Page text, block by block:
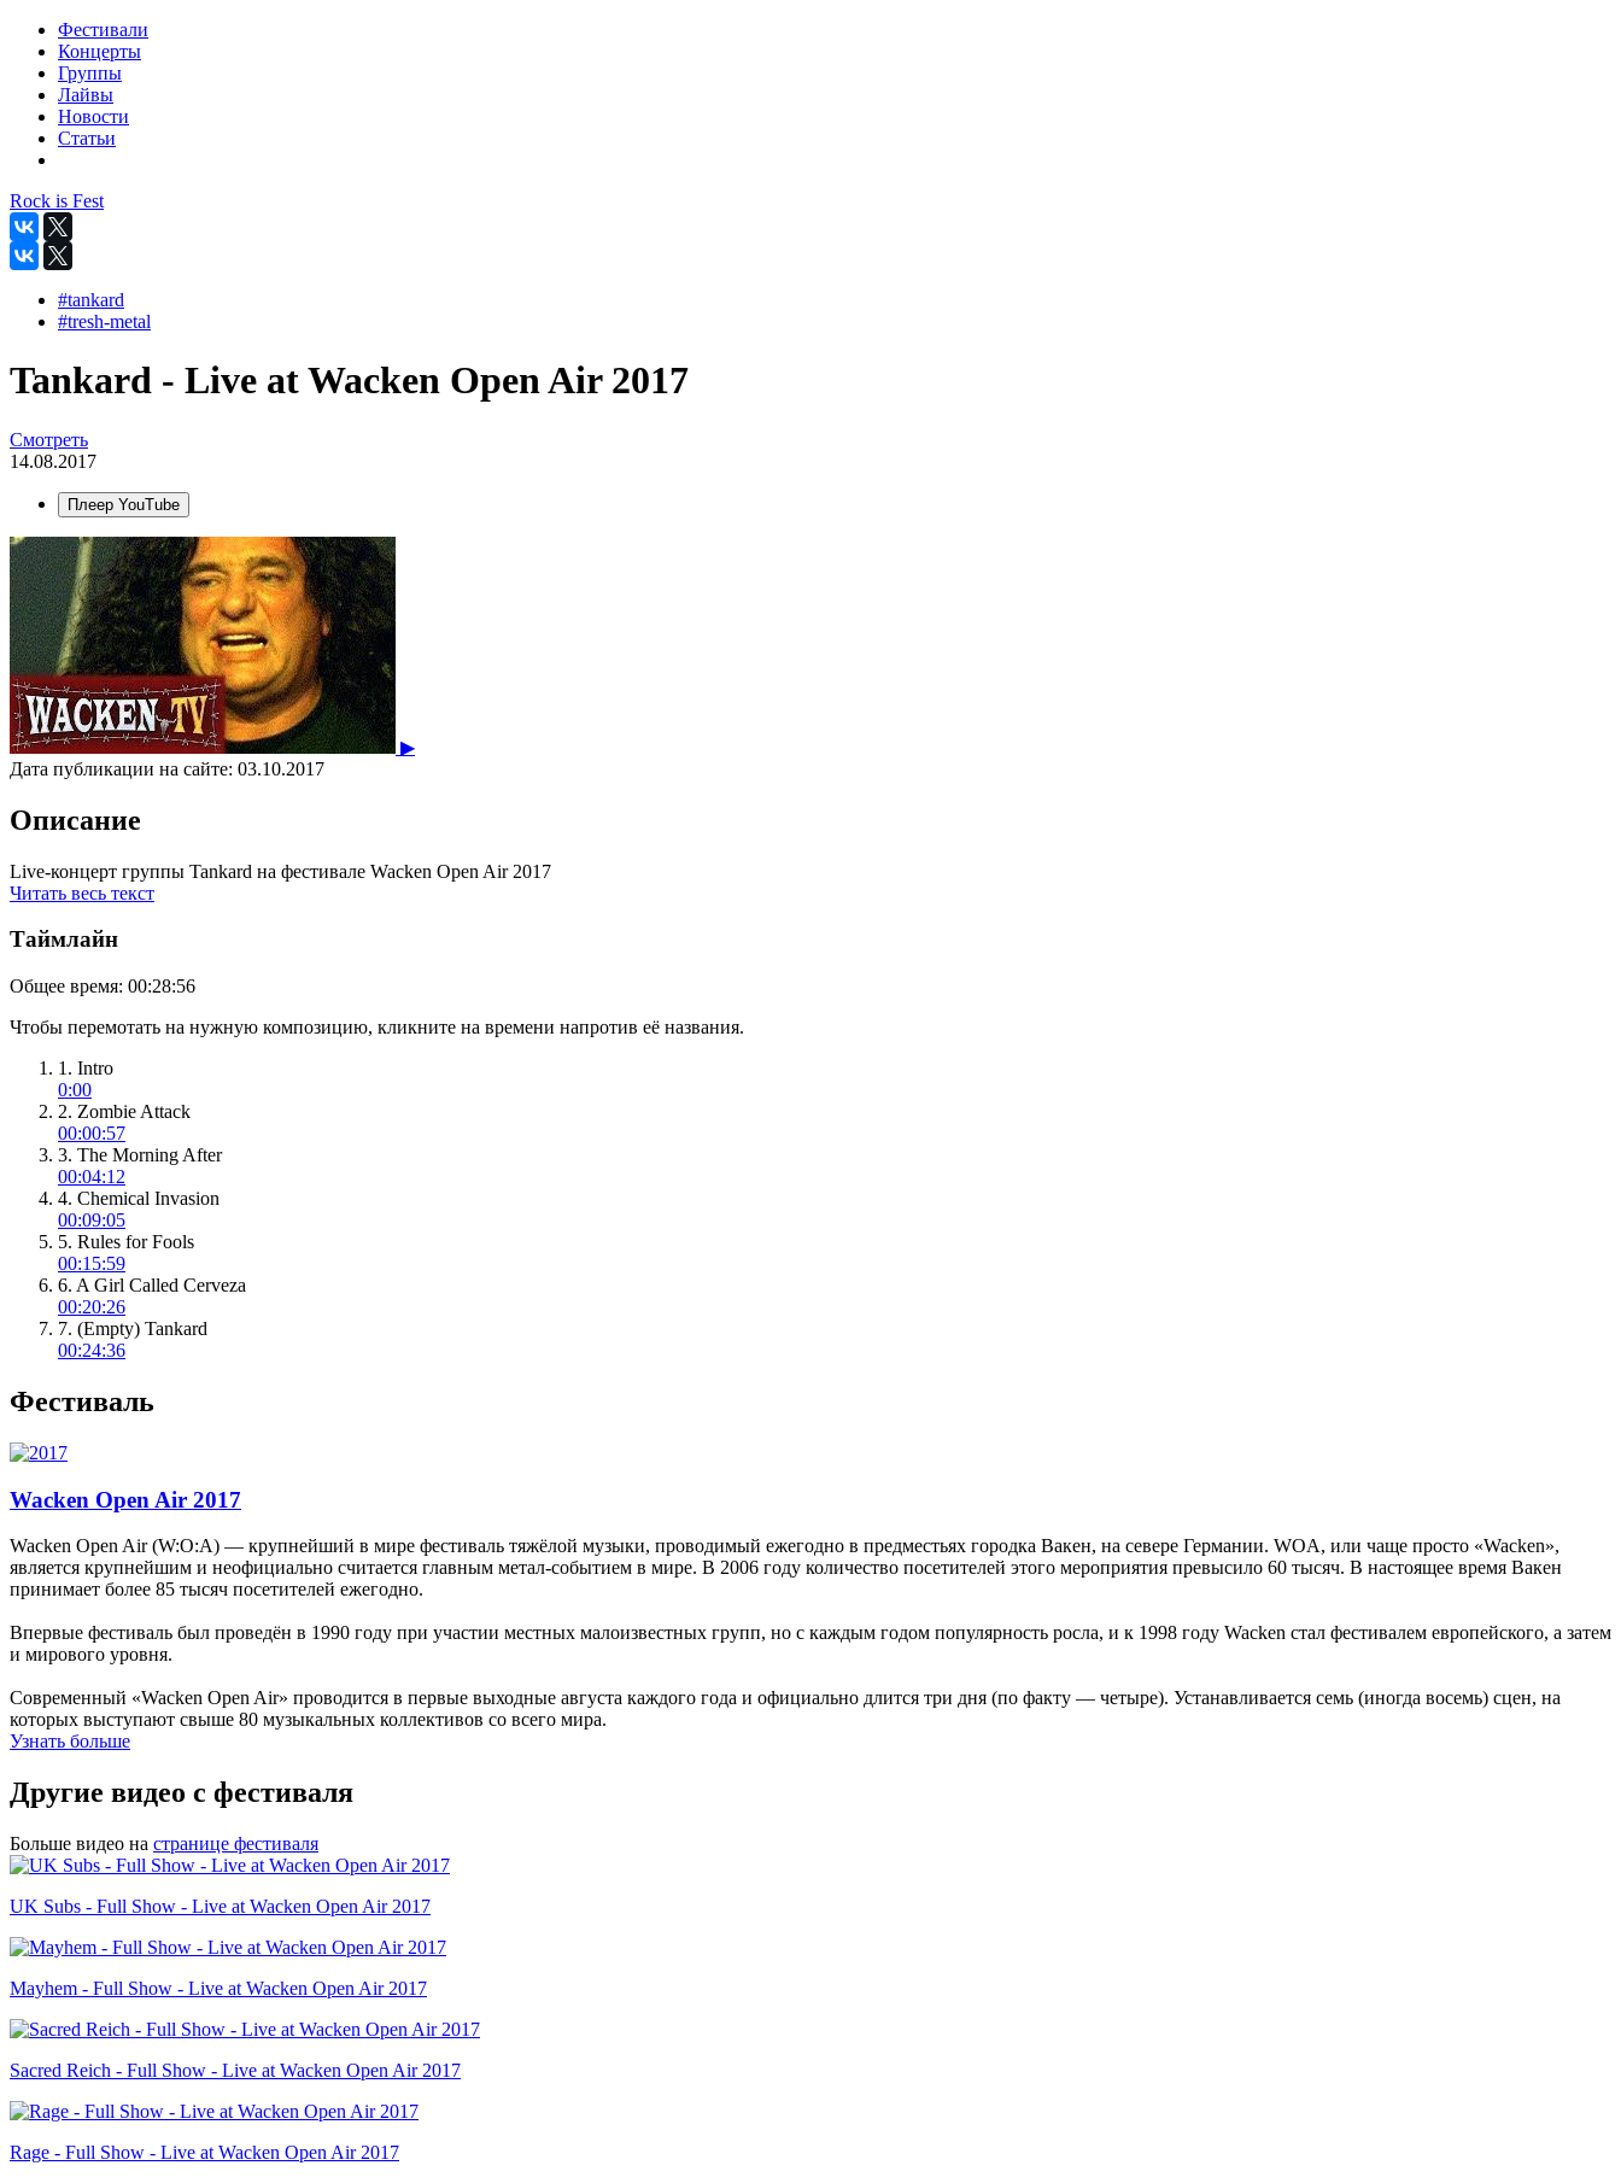
Фестивали
Концерты
Группы
Лайвы
Новости
Статьи
Rock is Fest
#tankard
#tresh-metal
Tankard - Live at Wacken Open Air 2017
Смотреть
14.08.2017
Плеер YouTube
▶
Дата публикации на сайте: 03.10.2017
Описание
Live-концерт группы Tankard на фестивале Wacken Open Air 2017
Читать весь текст
Таймлайн
Общее время: 00:28:56
Чтобы перемотать на нужную композицию, кликните на времени напротив её названия.
1. Intro
0:00
2. Zombie Attack
00:00:57
3. The Morning After
00:04:12
4. Chemical Invasion
00:09:05
5. Rules for Fools
00:15:59
6. A Girl Called Cerveza
00:20:26
7. (Empty) Tankard
00:24:36
Фестиваль
Wacken Open Air 2017
Wacken Open Air (W:O:A) — крупнейший в мире фестиваль тяжёлой музыки, проводимый ежегодно в предместьях городка Вакен, на севере Германии. WOA, или чаще просто «Wacken»,
является крупнейшим и неофициально считается главным метал-событием в мире. В 2006 году количество посетителей этого мероприятия превысило 60 тысяч. В настоящее время Вакен
принимает более 85 тысяч посетителей ежегодно.
Впервые фестиваль был проведён в 1990 году при участии местных малоизвестных групп, но с каждым годом популярность росла, и к 1998 году Wacken стал фестивалем европейского, а затем
и мирового уровня.
Современный «Wacken Open Air» проводится в первые выходные августа каждого года и официально длится три дня (по факту — четыре). Устанавливается семь (иногда восемь) сцен, на
которых выступают свыше 80 музыкальных коллективов со всего мира.
Узнать больше
Другие видео с фестиваля
Больше видео на странице фестиваля
UK Subs - Full Show - Live at Wacken Open Air 2017
Mayhem - Full Show - Live at Wacken Open Air 2017
Sacred Reich - Full Show - Live at Wacken Open Air 2017
Rage - Full Show - Live at Wacken Open Air 2017